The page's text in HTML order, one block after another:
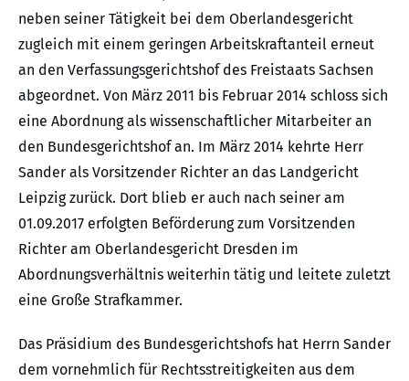
neben seiner Tätigkeit bei dem Oberlandesgericht
zugleich mit einem geringen Arbeitskraftanteil erneut
an den Verfassungsgerichtshof des Freistaats Sachsen
abgeordnet. Von März 2011 bis Februar 2014 schloss sich
eine Abordnung als wissenschaftlicher Mitarbeiter an
den Bundesgerichtshof an. Im März 2014 kehrte Herr
Sander als Vorsitzender Richter an das Landgericht
Leipzig zurück. Dort blieb er auch nach seiner am
01.09.2017 erfolgten Beförderung zum Vorsitzenden
Richter am Oberlandesgericht Dresden im
Abordnungsverhältnis weiterhin tätig und leitete zuletzt
eine Große Strafkammer.
Das Präsidium des Bundesgerichtshofs hat Herrn Sander
dem vornehmlich für Rechtsstreitigkeiten aus dem